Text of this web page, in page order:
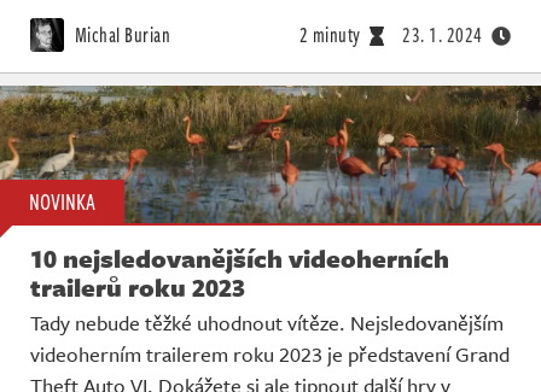
Michal Burian 2 minuty 23. 1. 2024
NOVINKA
10 nejsledovanějších videoherních
trailerů roku 2023
Tady nebude těžké uhodnout vítěze. Nejsledovanějším
videoherním trailerem roku 2023 je představení Grand
Theft Auto VI. Dokážete si ale tipnout další hry v